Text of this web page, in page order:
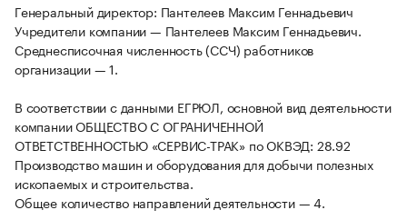
Генеральный директор: Пантелеев Максим Геннадьевич
Учредители компании — Пантелеев Максим Геннадьевич.
Среднесписочная численность (ССЧ) работников
организации — 1.
В соответствии с данными ЕГРЮЛ, основной вид деятельности
компании ОБЩЕСТВО С ОГРАНИЧЕННОЙ
ОТВЕТСТВЕННОСТЬЮ «СЕРВИС-ТРАК» по ОКВЭД: 28.92
Производство машин и оборудования для добычи полезных
ископаемых и строительства.
Общее количество направлений деятельности — 4.